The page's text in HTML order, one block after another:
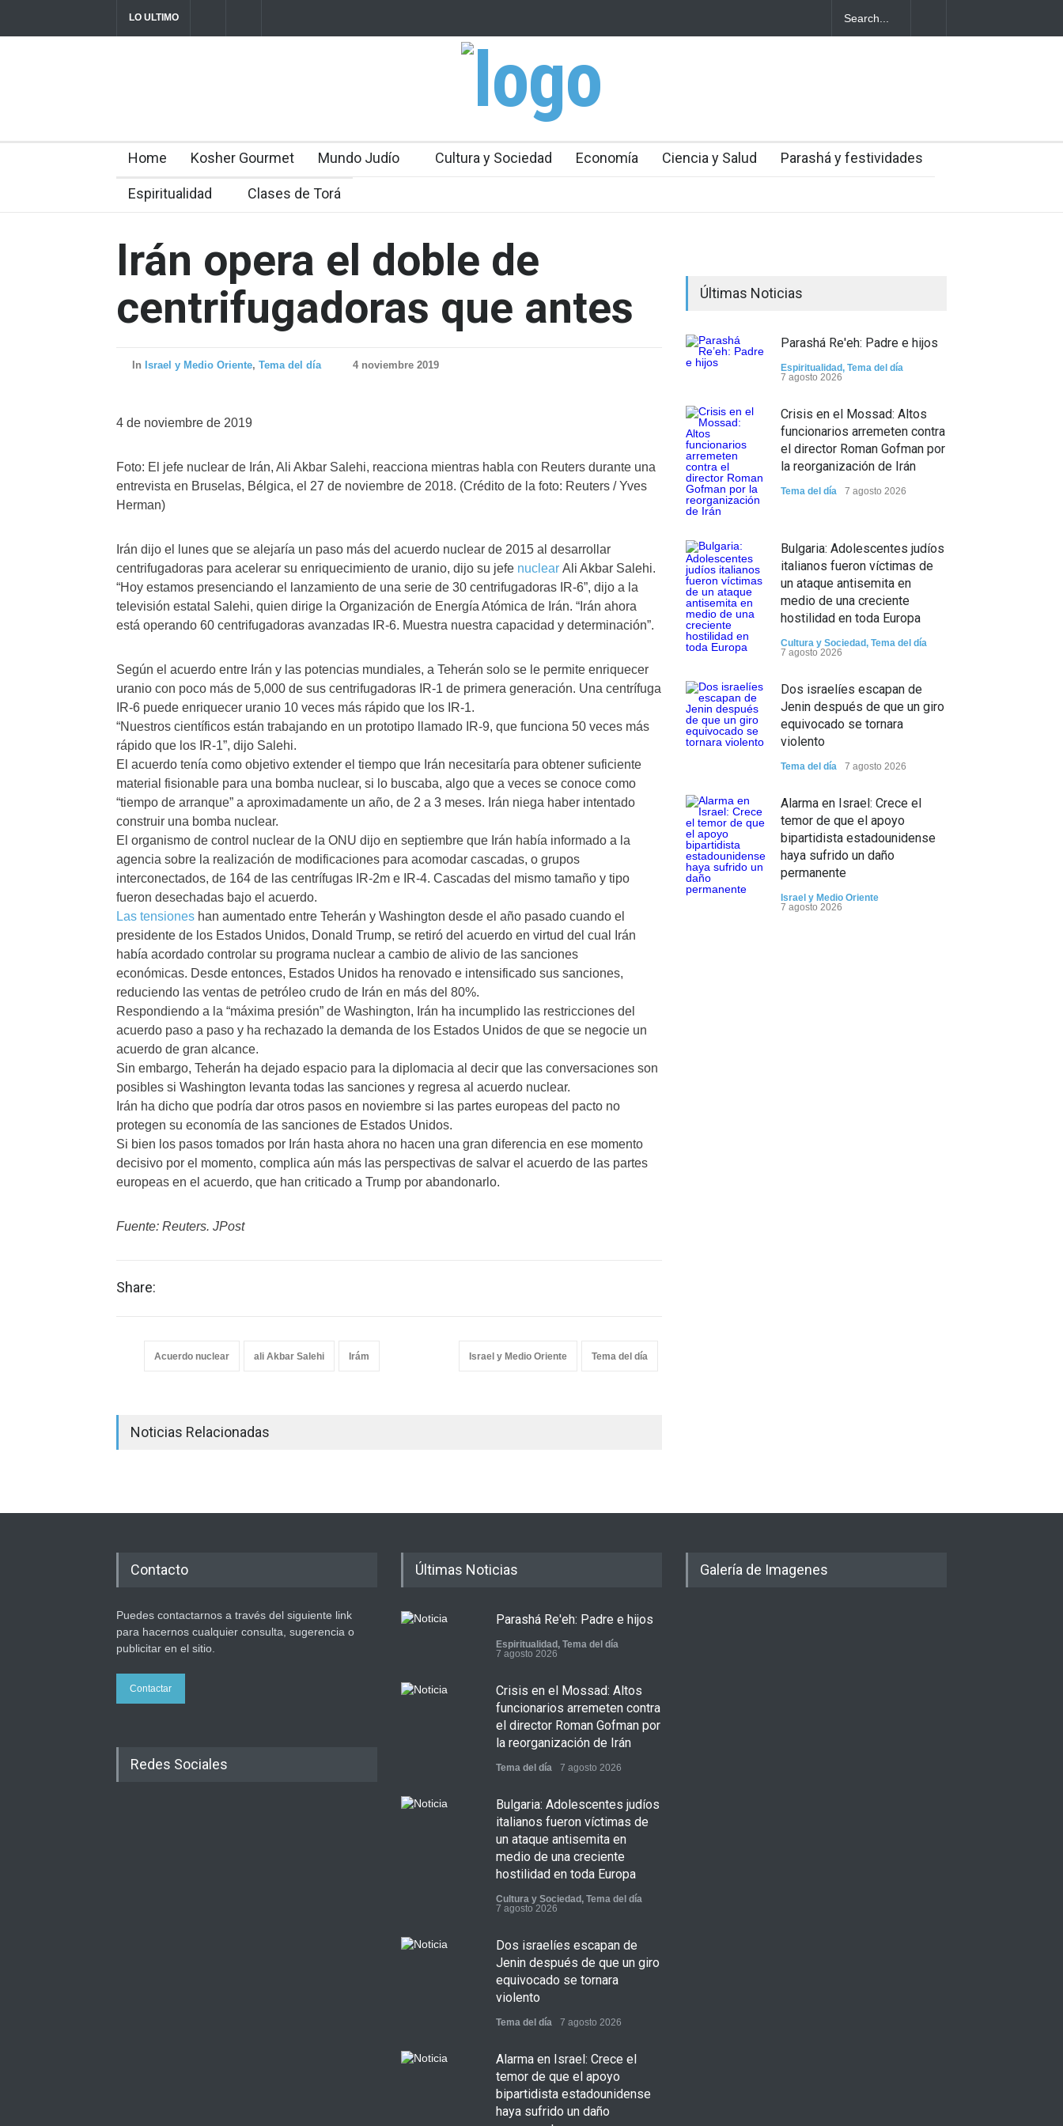
LO ULTIMO
Crisis en el Mossad: Altos funcionarios arremeten contra el
director Roman Gofman por la reorganización de Irán
Home Kosher Gourmet Mundo Judío Cultura y Sociedad Economía Ciencia y Salud Parashá y festividades
Espiritualidad Clases de Torá
Irán opera el doble de
centrifugadoras que antes
In Israel y Medio Oriente, Tema del día 4 noviembre 2019
4 de noviembre de 2019
Foto: El jefe nuclear de Irán, Ali Akbar Salehi, reacciona mientras habla con Reuters durante una
entrevista en Bruselas, Bélgica, el 27 de noviembre de 2018. (Crédito de la foto: Reuters / Yves
Herman)
Irán dijo el lunes que se alejaría un paso más del acuerdo nuclear de 2015 al desarrollar
centrifugadoras para acelerar su enriquecimiento de uranio, dijo su jefe nuclear Ali Akbar Salehi.
“Hoy estamos presenciando el lanzamiento de una serie de 30 centrifugadoras IR-6”, dijo a la
televisión estatal Salehi, quien dirige la Organización de Energía Atómica de Irán. “Irán ahora
está operando 60 centrifugadoras avanzadas IR-6. Muestra nuestra capacidad y determinación”.
Según el acuerdo entre Irán y las potencias mundiales, a Teherán solo se le permite enriquecer
uranio con poco más de 5,000 de sus centrifugadoras IR-1 de primera generación. Una centrífuga
IR-6 puede enriquecer uranio 10 veces más rápido que los IR-1.
“Nuestros científicos están trabajando en un prototipo llamado IR-9, que funciona 50 veces más
rápido que los IR-1”, dijo Salehi.
El acuerdo tenía como objetivo extender el tiempo que Irán necesitaría para obtener suficiente
material fisionable para una bomba nuclear, si lo buscaba, algo que a veces se conoce como
“tiempo de arranque” a aproximadamente un año, de 2 a 3 meses. Irán niega haber intentado
construir una bomba nuclear.
El organismo de control nuclear de la ONU dijo en septiembre que Irán había informado a la
agencia sobre la realización de modificaciones para acomodar cascadas, o grupos
interconectados, de 164 de las centrífugas IR-2m e IR-4. Cascadas del mismo tamaño y tipo
fueron desechadas bajo el acuerdo.
Las tensiones han aumentado entre Teherán y Washington desde el año pasado cuando el
presidente de los Estados Unidos, Donald Trump, se retiró del acuerdo en virtud del cual Irán
había acordado controlar su programa nuclear a cambio de alivio de las sanciones
económicas. Desde entonces, Estados Unidos ha renovado e intensificado sus sanciones,
reduciendo las ventas de petróleo crudo de Irán en más del 80%.
Respondiendo a la “máxima presión” de Washington, Irán ha incumplido las restricciones del
acuerdo paso a paso y ha rechazado la demanda de los Estados Unidos de que se negocie un
acuerdo de gran alcance.
Sin embargo, Teherán ha dejado espacio para la diplomacia al decir que las conversaciones son
posibles si Washington levanta todas las sanciones y regresa al acuerdo nuclear.
Irán ha dicho que podría dar otros pasos en noviembre si las partes europeas del pacto no
protegen su economía de las sanciones de Estados Unidos.
Si bien los pasos tomados por Irán hasta ahora no hacen una gran diferencia en ese momento
decisivo por el momento, complica aún más las perspectivas de salvar el acuerdo de las partes
europeas en el acuerdo, que han criticado a Trump por abandonarlo.
Fuente: Reuters. JPost
Share:
Acuerdo nuclear ali Akbar Salehi Irám Israel y Medio Oriente Tema del día
Noticias Relacionadas
Últimas Noticias
Parashá Re'eh: Padre e hijos
Espiritualidad, Tema del día
7 agosto 2026
Crisis en el Mossad: Altos
funcionarios arremeten contra
el director Roman Gofman por
la reorganización de Irán
Tema del día 7 agosto 2026
Bulgaria: Adolescentes judíos
italianos fueron víctimas de
un ataque antisemita en
medio de una creciente
hostilidad en toda Europa
Cultura y Sociedad, Tema del día
7 agosto 2026
Dos israelíes escapan de
Jenin después de que un giro
equivocado se tornara
violento
Tema del día 7 agosto 2026
Alarma en Israel: Crece el
temor de que el apoyo
bipartidista estadounidense
haya sufrido un daño
permanente
Israel y Medio Oriente
7 agosto 2026
Contacto
Puedes contactarnos a través del siguiente link
para hacernos cualquier consulta, sugerencia o
publicitar en el sitio.
Contactar
Redes Sociales
Últimas Noticias
Parashá Re'eh: Padre e hijos
Espiritualidad , Tema del día
7 agosto 2026
Crisis en el Mossad: Altos
funcionarios arremeten contra
el director Roman Gofman por
la reorganización de Irán
Tema del día 7 agosto 2026
Bulgaria: Adolescentes judíos
italianos fueron víctimas de
un ataque antisemita en
medio de una creciente
hostilidad en toda Europa
Cultura y Sociedad , Tema del día
7 agosto 2026
Dos israelíes escapan de
Jenin después de que un giro
equivocado se tornara
violento
Tema del día 7 agosto 2026
Alarma en Israel: Crece el
temor de que el apoyo
bipartidista estadounidense
haya sufrido un daño
Galería de Imagenes